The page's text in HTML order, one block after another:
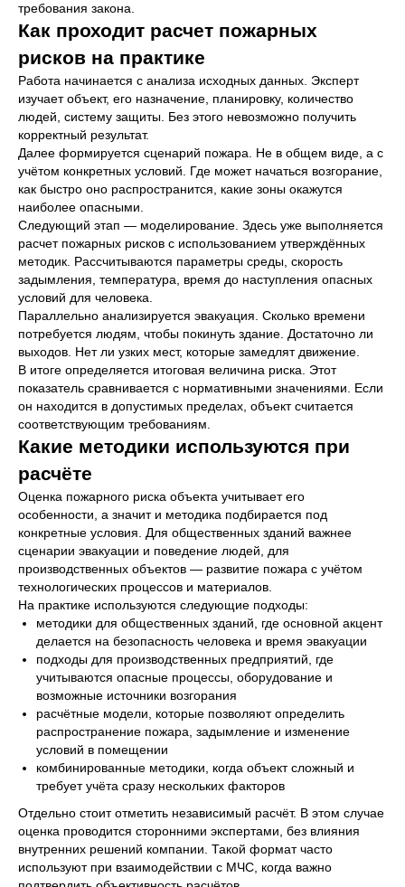
требования закона.
Как проходит расчет пожарных
рисков на практике
Работа начинается с анализа исходных данных. Эксперт
изучает объект, его назначение, планировку, количество
людей, систему защиты. Без этого невозможно получить
корректный результат.
Далее формируется сценарий пожара. Не в общем виде, а с
учётом конкретных условий. Где может начаться возгорание,
как быстро оно распространится, какие зоны окажутся
наиболее опасными.
Следующий этап — моделирование. Здесь уже выполняется
расчет пожарных рисков с использованием утверждённых
методик. Рассчитываются параметры среды, скорость
задымления, температура, время до наступления опасных
условий для человека.
Параллельно анализируется эвакуация. Сколько времени
потребуется людям, чтобы покинуть здание. Достаточно ли
выходов. Нет ли узких мест, которые замедлят движение.
В итоге определяется итоговая величина риска. Этот
показатель сравнивается с нормативными значениями. Если
он находится в допустимых пределах, объект считается
соответствующим требованиям.
Какие методики используются при
расчёте
Оценка пожарного риска объекта учитывает его
особенности, а значит и методика подбирается под
конкретные условия. Для общественных зданий важнее
сценарии эвакуации и поведение людей, для
производственных объектов — развитие пожара с учётом
технологических процессов и материалов.
На практике используются следующие подходы:
методики для общественных зданий, где основной акцент
делается на безопасность человека и время эвакуации
подходы для производственных предприятий, где
учитываются опасные процессы, оборудование и
возможные источники возгорания
расчётные модели, которые позволяют определить
распространение пожара, задымление и изменение
условий в помещении
комбинированные методики, когда объект сложный и
требует учёта сразу нескольких факторов
Отдельно стоит отметить независимый расчёт. В этом случае
оценка проводится сторонними экспертами, без влияния
внутренних решений компании. Такой формат часто
используют при взаимодействии с МЧС, когда важно
СВЯЖИТЕСЬ С НАМИ
И РАССКАЖИТЕ О СВОИХ
ЗАДАЧАХ
Выберите любой удобный способ связи:
телефон, почту, мессенджер или заполните